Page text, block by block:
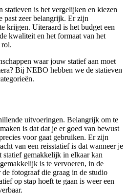
statieven is het vergelijken en kiezen
past zeer belangrijk. Er zijn
krijgen. Uiteraard is het budget een
kwaliteit en het formaat van het
rol.
waar jouw statief aan moet
Bij NEBO hebben we de statieven
uitvoeringen. Belangrijk om te
is dat dat je er goed van bewust
voor gaat gebruiken. Er zijn
van een reisstatief is dat wanneer je
statief gemakkelijk in elkaar kan
is te vervoeren, in de
fotograaf die graag in de studio
op stap hoeft te gaan is weer een